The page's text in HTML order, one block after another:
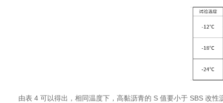
由表 4 可以得出，相同温度下，高黏沥青的 S 值要小于 SBS 改